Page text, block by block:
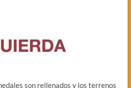
son rellenados y los terrenos